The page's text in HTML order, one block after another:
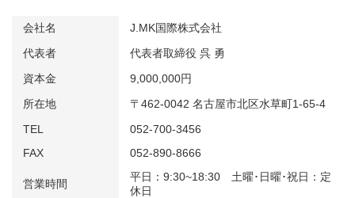
会社名
J.MK国際株式会社
代表者
代表者取締役 呉 勇
資本金
9,000,000円
所在地
〒462-0042 名古屋市北区水草町1-65-4
TEL
052-700-3456
FAX
052-890-8666
営業時間
平日：9:30~18:30 土曜･日曜･祝日：定
休日